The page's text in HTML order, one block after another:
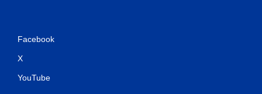
Facebook
X
YouTube